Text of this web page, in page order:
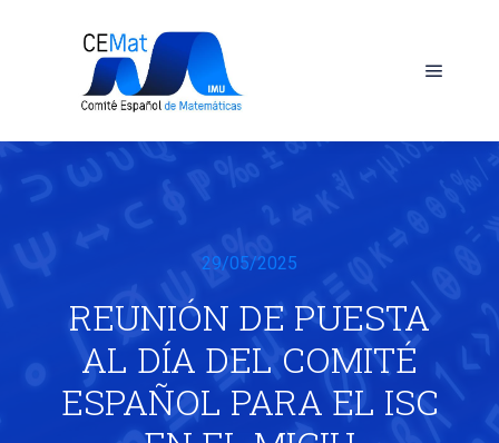
29/05/2025
REUNIÓN DE PUESTA
AL DÍA DEL COMITÉ
ESPAÑOL PARA EL ISC